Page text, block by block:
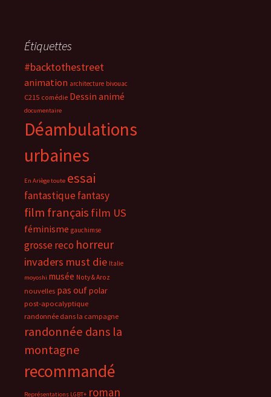
Étiquettes
#backtothestreet
animation architecture bivouac
C215 comédie Dessin animé
documentaire
Déambulations
urbaines
En Ariège toute essai
fantastiquefantasy
film français film US
féminisme gauchimse
grosse reco horreur
invaders must die Italie
moyoshi musée Noty & Aroz
nouvelles pas oufpolar
post-apocalyptique
randonnée dans la campagne
randonnée dans la
montagne
recommandé
Représentations LGBT+ roman